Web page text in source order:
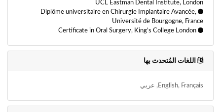
طقم الأسنان الجزئي طقم الأسنان الجزئي المتحرك
طوارئ الأسنان علاج قناة الجذر
UCL Eastman Dental Institute, London
Diplôme universitaire en Chirurgie Implantaire Avancée,
Université de Bourgogne, France
اللغات المُتحدث بها
English, Français, عربي